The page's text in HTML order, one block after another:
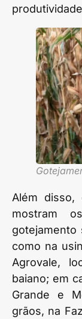
Além disso,
mostram
gotejamento
como na
Agrovale,
baiano; em
Grande e
grãos, na